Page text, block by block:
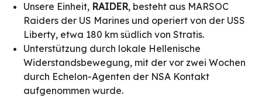
Unsere Einheit, RAIDER, besteht aus MARSOC
Raiders der US Marines und operiert von der USS
Liberty, etwa 180 km südlich von Stratis.
Unterstützung durch lokale Hellenische
Widerstandsbewegung, mit der vor zwei Wochen
durch Echelon-Agenten der NSA Kontakt
aufgenommen wurde.